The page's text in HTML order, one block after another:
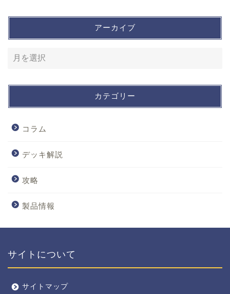
アーカイブ
カテゴリー
コラム
デッキ解説
攻略
製品情報
サイトについて
サイトマップ